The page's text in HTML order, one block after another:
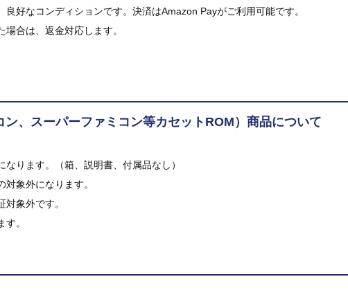
良好なコンディションです。決済はAmazon Payがご利用可能です。
合は、返金対応します。
ン、スーパーファミコン等カセットROM）商品について
なります。（箱、説明書、付属品なし）
象外になります。
象外です。
。